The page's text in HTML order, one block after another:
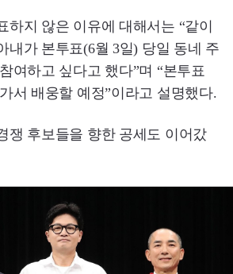
하지 않은 이유에 대해서는 “같이
내가 본투표(6월 3일) 당일 동네 주
여하고 싶다고 했다”며 “본투표
서 배웅할 예정”이라고 설명했다.
쟁 후보들을 향한 공세도 이어갔